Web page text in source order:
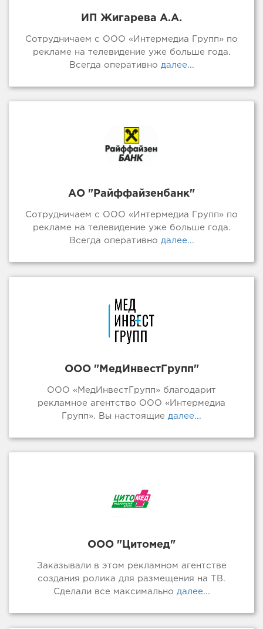
ИП Жигарева А.А.
Сотрудничаем с ООО «Интермедиа Групп» по
рекламе на телевидение уже больше года.
Всегда оперативно далее...
АО "Райффайзенбанк"
Сотрудничаем с ООО «Интермедиа Групп» по
рекламе на телевидение уже больше года.
Всегда оперативно далее...
ООО "МедИнвестГрупп"
ООО «МедИнвестГрупп» благодарит
рекламное агентство ООО «Интермедиа
Групп». Вы настоящие далее...
ООО "Цитомед"
Заказывали в этом рекламном агентстве
создания ролика для размещения на ТВ.
Сделали все максимально далее...